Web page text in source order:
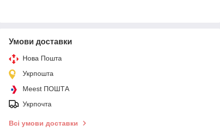
Умови доставки
Нова Пошта
Укрпошта
Meest ПОШТА
Укрпочта
Всі умови доставки